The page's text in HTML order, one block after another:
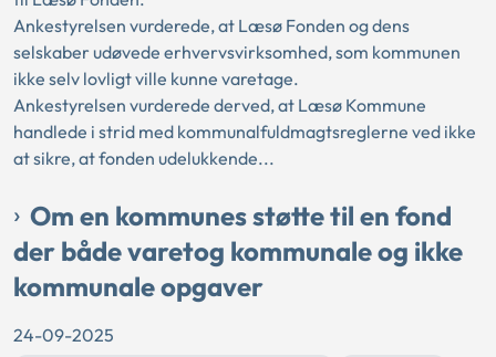
Ankestyrelsen vurderede, at Læsø Fonden og dens
selskaber udøvede erhvervsvirksomhed, som kommunen
ikke selv lovligt ville kunne varetage.
Ankestyrelsen vurderede derved, at Læsø Kommune
handlede i strid med kommunalfuldmagtsreglerne ved ikke
at sikre, at fonden udelukkende...
Om en kommunes støtte til en fond
der både varetog kommunale og ikke
kommunale opgaver
24-09-2025